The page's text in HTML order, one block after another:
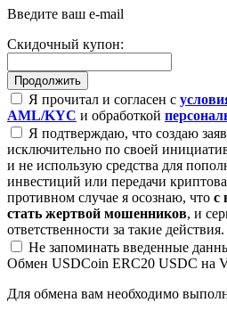
Введите ваш e-mail
Скидочный купон:
Я прочитал и согласен с
AML/KYC и обработкой
Я подтверждаю, что создаю
исключительно по своей
и не использую средства для
инвестиций или передачи
противном случае я осознаю, что с
стать жертвой мошенников, и
ответственности за такие действия.
Не запоминать введенные
Обмен USDCoin ERC20 USDC на
Для обмена вам необходимо